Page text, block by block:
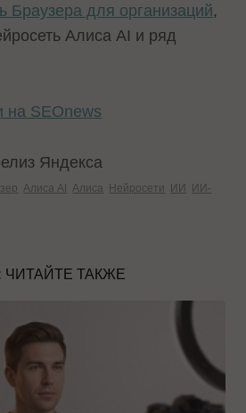
Браузера для организаций,
Алиса AI и ряд
на SEOnews
Яндекса
Алиса AI Алиса Нейросети ИИ
ИИ-
ЧИТАЙТЕ ТАКЖЕ